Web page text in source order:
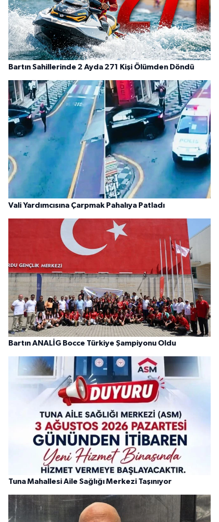
Bartın Sahillerinde 2 Ayda 271 Kişi Ölümden Döndü
Vali Yardımcısına Çarpmak Pahalıya Patladı
Bartın ANALİG Bocce Türkiye Şampiyonu Oldu
Tuna Mahallesi Aile Sağlığı Merkezi Taşınıyor